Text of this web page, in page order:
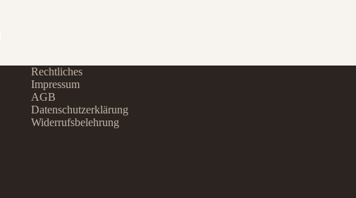
Rechtliches
Impressum
AGB
Datenschutzerklärung
Widerrufsbelehrung